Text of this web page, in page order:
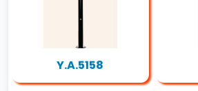
Y.A.5158